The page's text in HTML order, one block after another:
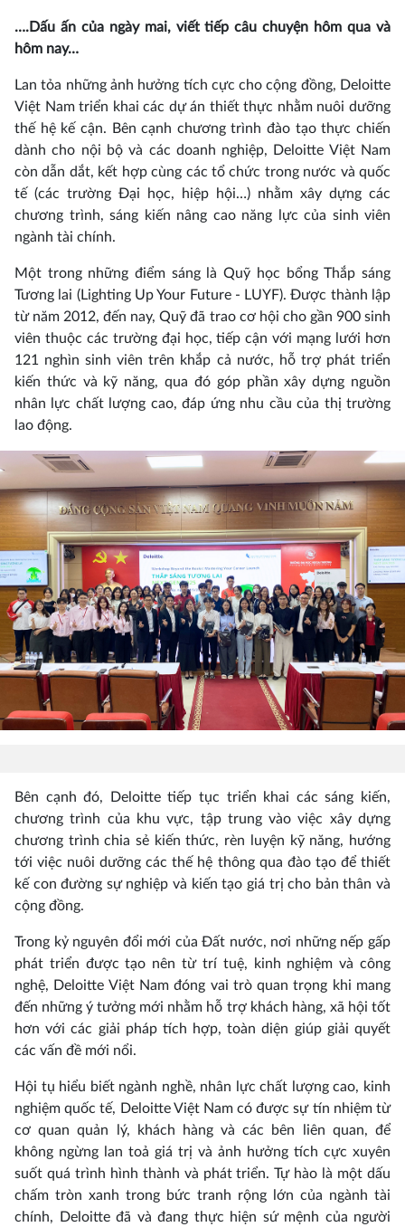
….Dấu ấn của ngày mai, viết tiếp câu chuyện hôm qua và
hôm nay…
Lan tỏa những ảnh hưởng tích cực cho cộng đồng, Deloitte
Việt Nam triển khai các dự án thiết thực nhằm nuôi dưỡng
thế hệ kế cận. Bên cạnh chương trình đào tạo thực chiến
dành cho nội bộ và các doanh nghiệp, Deloitte Việt Nam
còn dẫn dắt, kết hợp cùng các tổ chức trong nước và quốc
tế (các trường Đại học, hiệp hội…) nhằm xây dựng các
chương trình, sáng kiến nâng cao năng lực của sinh viên
ngành tài chính.
Một trong những điểm sáng là Quỹ học bổng Thắp sáng
Tương lai (Lighting Up Your Future - LUYF). Được thành lập
từ năm 2012, đến nay, Quỹ đã trao cơ hội cho gần 900 sinh
viên thuộc các trường đại học, tiếp cận với mạng lưới hơn
121 nghìn sinh viên trên khắp cả nước, hỗ trợ phát triển
kiến thức và kỹ năng, qua đó góp phần xây dựng nguồn
nhân lực chất lượng cao, đáp ứng nhu cầu của thị trường
lao động.
Bên cạnh đó, Deloitte tiếp tục triển khai các sáng kiến,
chương trình của khu vực, tập trung vào việc xây dựng
chương trình chia sẻ kiến thức, rèn luyện kỹ năng, hướng
tới việc nuôi dưỡng các thế hệ thông qua đào tạo để thiết
kế con đường sự nghiệp và kiến tạo giá trị cho bản thân và
cộng đồng.
Trong kỷ nguyên đổi mới của Đất nước, nơi những nếp gấp
phát triển được tạo nên từ trí tuệ, kinh nghiệm và công
nghệ, Deloitte Việt Nam đóng vai trò quan trọng khi mang
đến những ý tưởng mới nhằm hỗ trợ khách hàng, xã hội tốt
hơn với các giải pháp tích hợp, toàn diện giúp giải quyết
các vấn đề mới nổi.
Hội tụ hiểu biết ngành nghề, nhân lực chất lượng cao, kinh
nghiệm quốc tế, Deloitte Việt Nam có được sự tín nhiệm từ
cơ quan quản lý, khách hàng và các bên liên quan, để
không ngừng lan toả giá trị và ảnh hưởng tích cực xuyên
suốt quá trình hình thành và phát triển. Tự hào là một dấu
chấm tròn xanh trong bức tranh rộng lớn của ngành tài
chính, Deloitte đã và đang thực hiện sứ mệnh của người